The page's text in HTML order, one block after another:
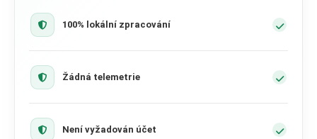
100% lokální zpracování
Žádná telemetrie
Není vyžadován účet